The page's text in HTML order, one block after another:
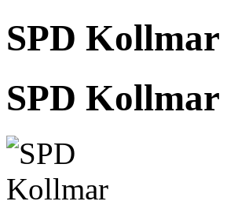
SPD Kollmar
SPD Kollmar